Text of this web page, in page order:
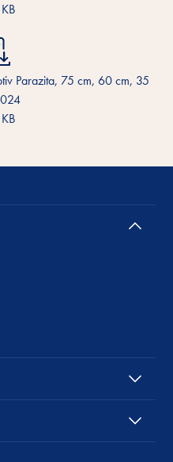
Parazita, 75 cm, 60 cm, 35